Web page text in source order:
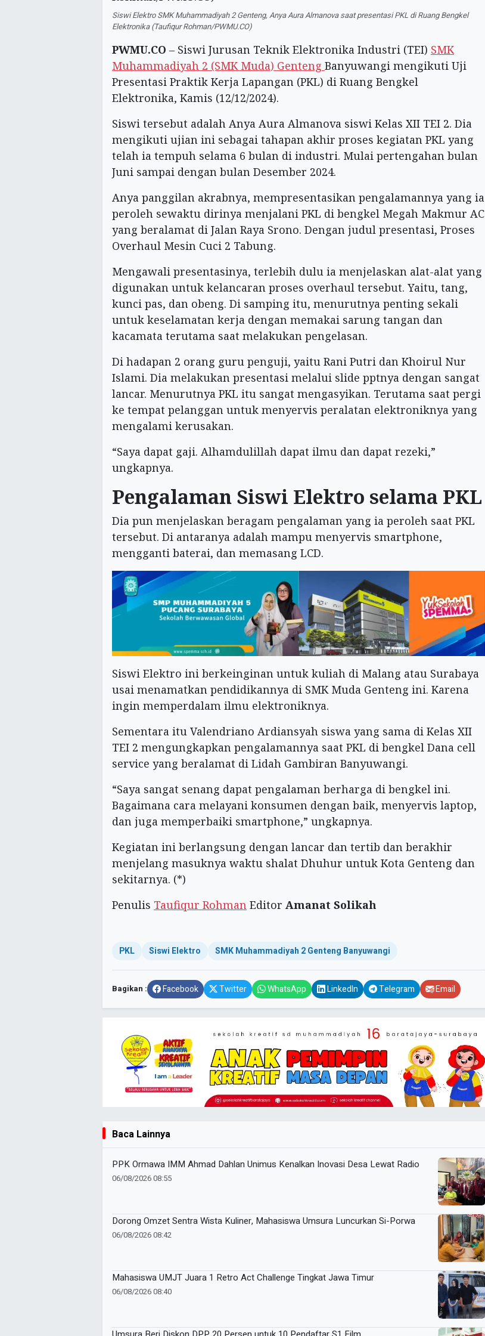
Siswi Elektro SMK Muhammadiyah 2 Genteng, Anya Aura Almanova saat presentasi PKL di Ruang Bengkel
Elektronika (Taufiqur Rohman/PWMU.CO)
PWMU.CO – Siswi Jurusan Teknik Elektronika Industri (TEI) SMK
Muhammadiyah 2 (SMK Muda) Genteng Banyuwangi mengikuti Uji
Presentasi Praktik Kerja Lapangan (PKL) di Ruang Bengkel
Elektronika, Kamis (12/12/2024).
Siswi tersebut adalah Anya Aura Almanova siswi Kelas XII TEI 2. Dia
mengikuti ujian ini sebagai tahapan akhir proses kegiatan PKL yang
telah ia tempuh selama 6 bulan di industri. Mulai pertengahan bulan
Juni sampai dengan bulan Desember 2024.
Anya panggilan akrabnya, mempresentasikan pengalamannya yang ia
peroleh sewaktu dirinya menjalani PKL di bengkel Megah Makmur AC
yang beralamat di Jalan Raya Srono. Dengan judul presentasi, Proses
Overhaul Mesin Cuci 2 Tabung.
Mengawali presentasinya, terlebih dulu ia menjelaskan alat-alat yang
digunakan untuk kelancaran proses overhaul tersebut. Yaitu, tang,
kunci pas, dan obeng. Di samping itu, menurutnya penting sekali
untuk keselamatan kerja dengan memakai sarung tangan dan
kacamata terutama saat melakukan pengelasan.
Di hadapan 2 orang guru penguji, yaitu Rani Putri dan Khoirul Nur
Islami. Dia melakukan presentasi melalui slide pptnya dengan sangat
lancar. Menurutnya PKL itu sangat mengasyikan. Terutama saat pergi
ke tempat pelanggan untuk menyervis peralatan elektroniknya yang
mengalami kerusakan.
“Saya dapat gaji. Alhamdulillah dapat ilmu dan dapat rezeki,”
ungkapnya.
Pengalaman Siswi Elektro selama PKL
Dia pun menjelaskan beragam pengalaman yang ia peroleh saat PKL
tersebut. Di antaranya adalah mampu menyervis smartphone,
mengganti baterai, dan memasang LCD.
Siswi Elektro ini berkeinginan untuk kuliah di Malang atau Surabaya
usai menamatkan pendidikannya di SMK Muda Genteng ini. Karena
ingin memperdalam ilmu elektroniknya.
Sementara itu Valendriano Ardiansyah siswa yang sama di Kelas XII
TEI 2 mengungkapkan pengalamannya saat PKL di bengkel Dana cell
service yang beralamat di Lidah Gambiran Banyuwangi.
“Saya sangat senang dapat pengalaman berharga di bengkel ini.
Bagaimana cara melayani konsumen dengan baik, menyervis laptop,
dan juga memperbaiki smartphone,” ungkapnya.
Kegiatan ini berlangsung dengan lancar dan tertib dan berakhir
menjelang masuknya waktu shalat Dhuhur untuk Kota Genteng dan
sekitarnya. (*)
Penulis Taufiqur Rohman Editor Amanat Solikah
PKL Siswi Elektro SMK Muhammadiyah 2 Genteng Banyuwangi
Bagikan : Facebook Twitter WhatsApp LinkedIn Telegram Email
Baca Lainnya
PPK Ormawa IMM Ahmad Dahlan Unimus Kenalkan Inovasi Desa Lewat Radio
06/08/2026 08:55
Dorong Omzet Sentra Wista Kuliner, Mahasiswa Umsura Luncurkan Si-Porwa
06/08/2026 08:42
Mahasiswa UMJT Juara 1 Retro Act Challenge Tingkat Jawa Timur
06/08/2026 08:40